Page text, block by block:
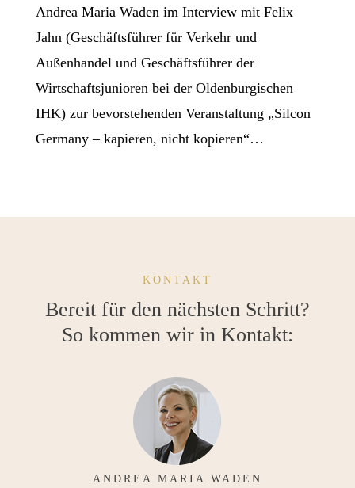
Andrea Maria Waden im Interview mit Felix
Jahn (Geschäftsführer für Verkehr und
Außenhandel und Geschäftsführer der
Wirtschaftsjunioren bei der Oldenburgischen
IHK) zur bevorstehenden Veranstaltung „Silcon
Germany – kapieren, nicht kopieren“…
KONTAKT
Bereit für den nächsten Schritt?
So kommen wir in Kontakt:
ANDREA MARIA WADEN